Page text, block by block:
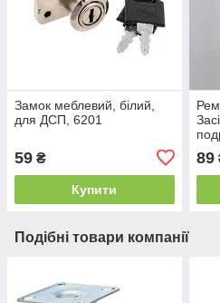
Замок меблевий, білий,
для ДСП, 6201
59 ₴
Купити
89
Подібні товари компанії